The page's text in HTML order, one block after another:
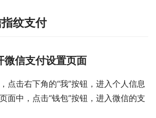
纹支付
微信支付设置页面
点击右下角的“我”按钮，进入个人信息
面中，点击“钱包”按钮，进入微信的支